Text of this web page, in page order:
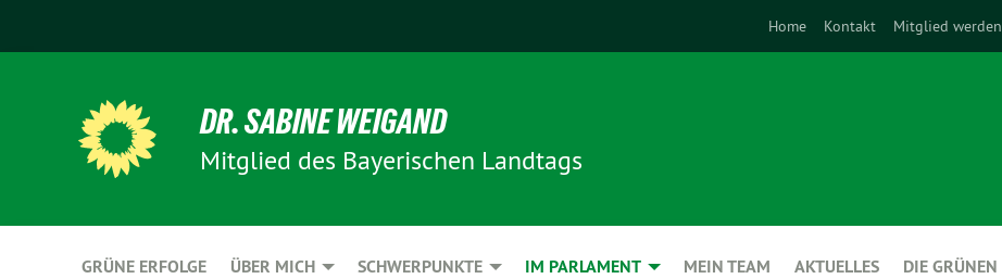
Home Kontakt Mitglied werden
DR. SABINE WEIGAND
Mitglied des Bayerischen Landtags
GRÜNE ERFOLGE ÜBER MICH SCHWERPUNKTE IM PARLAMENT MEIN TEAM AKTUELLES DIE GRÜNEN